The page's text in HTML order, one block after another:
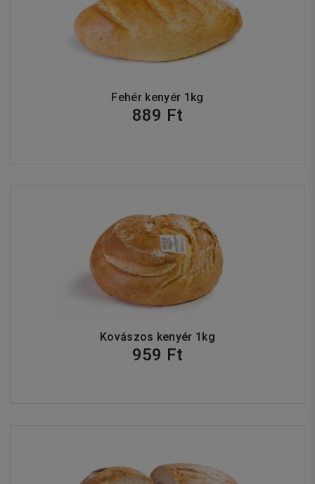
Fehér kenyér 1kg
889 Ft
Kovászos kenyér 1kg
959 Ft